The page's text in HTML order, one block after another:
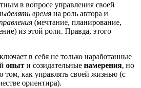
в вопросе управления своей
время на роль автора и
(мечтание, планирование,
из этой роли. Правда, этого
в себя не только наработанные
опыт и созидательные намерения, но
о том, как управлять своей жизнью (с
ориентира).